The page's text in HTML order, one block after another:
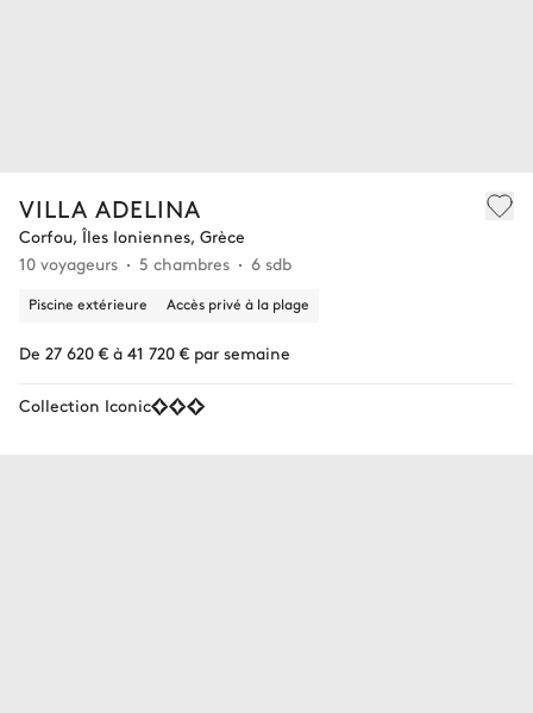
VILLA ADELINA
Corfou, Îles Ioniennes, Grèce
10 voyageurs
5 chambres 6 sdb
Piscine extérieure Accès privé à la plage
De 27 620 € à 41 720 € par semaine
Collection Iconic